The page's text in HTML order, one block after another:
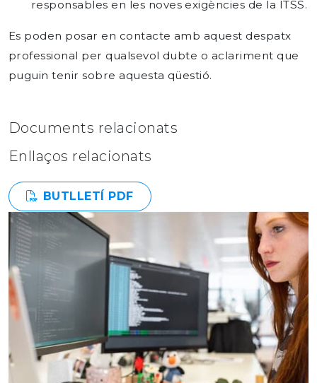
responsables en les noves exigències de la ITSS.
Es poden posar en contacte amb aquest despatx
professional per qualsevol dubte o aclariment que
puguin tenir sobre aquesta qüestió.
Documents relacionats
Enllaços relacionats
BUTLLETÍ PDF